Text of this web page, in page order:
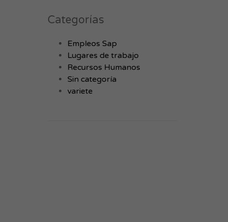
Categorías
Empleos Sap
Lugares de trabajo
Recursos Humanos
Sin categoría
variete